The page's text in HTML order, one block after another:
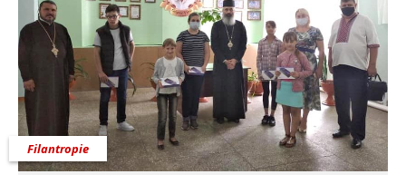
Filantropie